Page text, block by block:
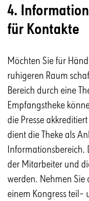
4.
für Kontakte
Möchten Sie für
ruhigeren Raum
Bereich durch eine
Empfangstheke
die Presse
dient die Theke als
Informationsbereich.
der Mitarbeiter und
werden. Nehmen Sie
einem Kongress